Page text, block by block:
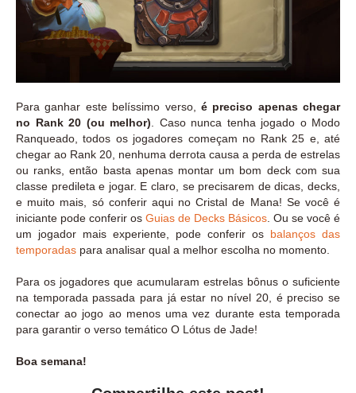
Para ganhar este belíssimo verso, é preciso apenas chegar
no Rank 20 (ou melhor) . Caso nunca tenha jogado o Modo
Ranqueado, todos os jogadores começam no Rank 25 e, até
chegar ao Rank 20, nenhuma derrota causa a perda de estrelas
ou ranks, então basta apenas montar um bom deck com sua
classe predileta e jogar. E claro, se precisarem de dicas, decks,
e muito mais, só conferir aqui no Cristal de Mana! Se você é
iniciante pode conferir os Guias de Decks Básicos . Ou se você é
um jogador mais experiente, pode conferir os balanços das
temporadas para analisar qual a melhor escolha no momento.
Para os jogadores que acumularam estrelas bônus o suficiente
na temporada passada para já estar no nível 20, é preciso se
conectar ao jogo ao menos uma vez durante esta temporada
para garantir o verso temático O Lótus de Jade!
Boa semana!